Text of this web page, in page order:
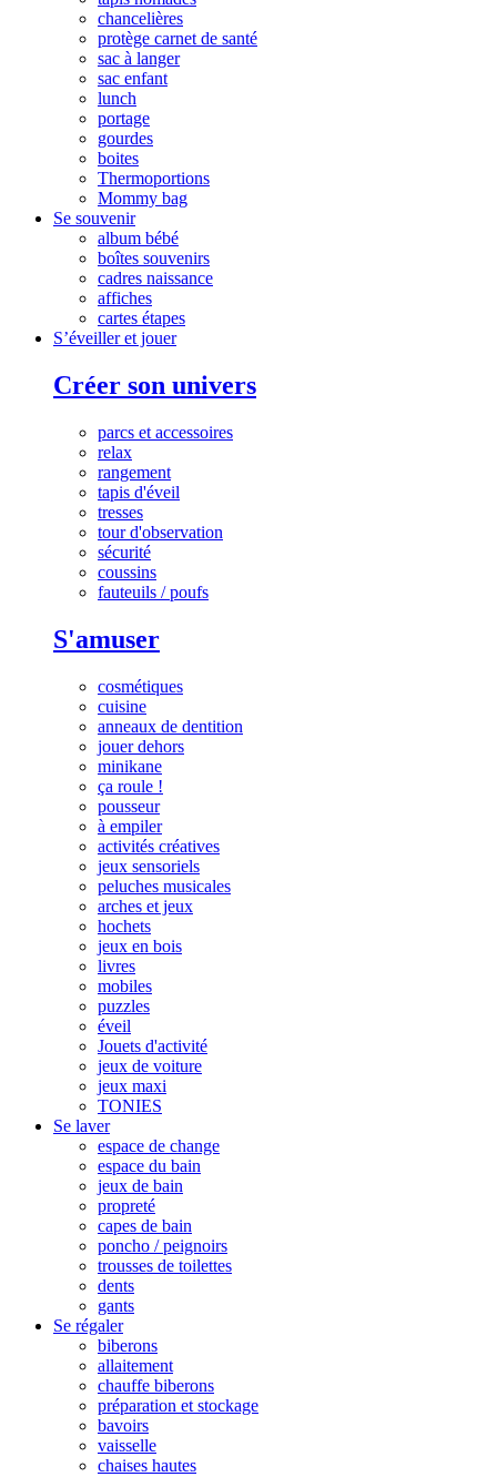
chancelières
protège carnet de santé
sac à langer
sac enfant
lunch
portage
gourdes
boites
Thermoportions
Mommy bag
Se souvenir
album bébé
boîtes souvenirs
cadres naissance
affiches
cartes étapes
S’éveiller et jouer
Créer son univers
parcs et accessoires
relax
rangement
tapis d'éveil
tresses
tour d'observation
sécurité
coussins
fauteuils / poufs
S'amuser
cosmétiques
cuisine
anneaux de dentition
jouer dehors
minikane
ça roule !
pousseur
à empiler
activités créatives
jeux sensoriels
peluches musicales
arches et jeux
hochets
jeux en bois
livres
mobiles
puzzles
éveil
Jouets d'activité
jeux de voiture
jeux maxi
TONIES
Se laver
espace de change
espace du bain
jeux de bain
propreté
capes de bain
poncho / peignoirs
trousses de toilettes
dents
gants
Se régaler
biberons
allaitement
chauffe biberons
préparation et stockage
bavoirs
vaisselle
chaises hautes